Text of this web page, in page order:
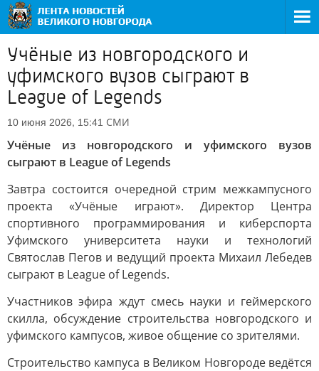
Учёные из новгородского и
уфимского вузов сыграют в
League of Legends
10 июня 2026, 15:41 СМИ
Учёные из новгородского и уфимского вузов
сыграют в League of Legends
Завтра состоится очередной стрим межкампусного
проекта «Учёные играют». Директор Центра
спортивного программирования и киберспорта
Уфимского университета науки и технологий
Святослав Пегов и ведущий проекта Михаил Лебедев
сыграют в League of Legends.
Участников эфира ждут смесь науки и геймерского
скилла, обсуждение строительства новгородского и
уфимского кампусов, живое общение со зрителями.
Строительство кампуса в Великом Новгороде ведётся